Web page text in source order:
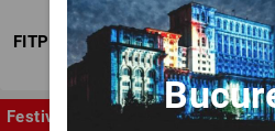
FITPTI
Festival